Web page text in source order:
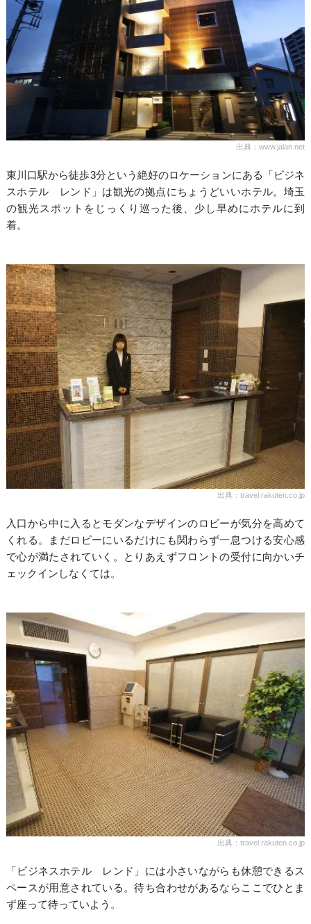
出典：www.jalan.net
東川口駅から徒歩3分という絶好のロケーションにある「ビジネ
スホテル レンド」は観光の拠点にちょうどいいホテル。埼玉
の観光スポットをじっくり巡った後、少し早めにホテルに到
着。
出典：travel.rakuten.co.jp
入口から中に入るとモダンなデザインのロビーが気分を高めて
くれる。まだロビーにいるだけにも関わらず一息つける安心感
で心が満たされていく。とりあえずフロントの受付に向かいチ
ェックインしなくては。
出典：travel.rakuten.co.jp
「ビジネスホテル レンド」には小さいながらも休憩できるス
ペースが用意されている。待ち合わせがあるならここでひとま
ず座って待っていよう。